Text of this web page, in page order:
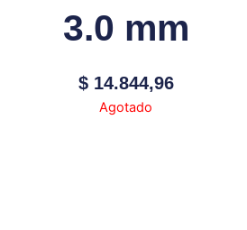
3.0 mm
$14.844,96
Agotado